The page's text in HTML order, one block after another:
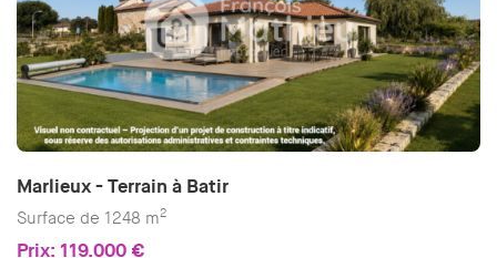
Marlieux - Terrain à Batir
Surface de 1248 m2
Prix: 119.000 €